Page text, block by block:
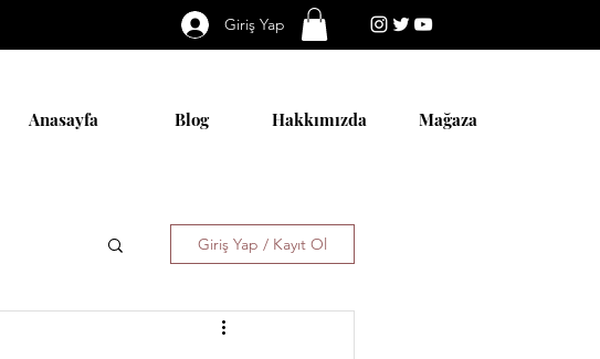
Giriş Yap
Anasayfa Blog Hakkımızda Mağaza
Giriş Yap / Kayıt Ol